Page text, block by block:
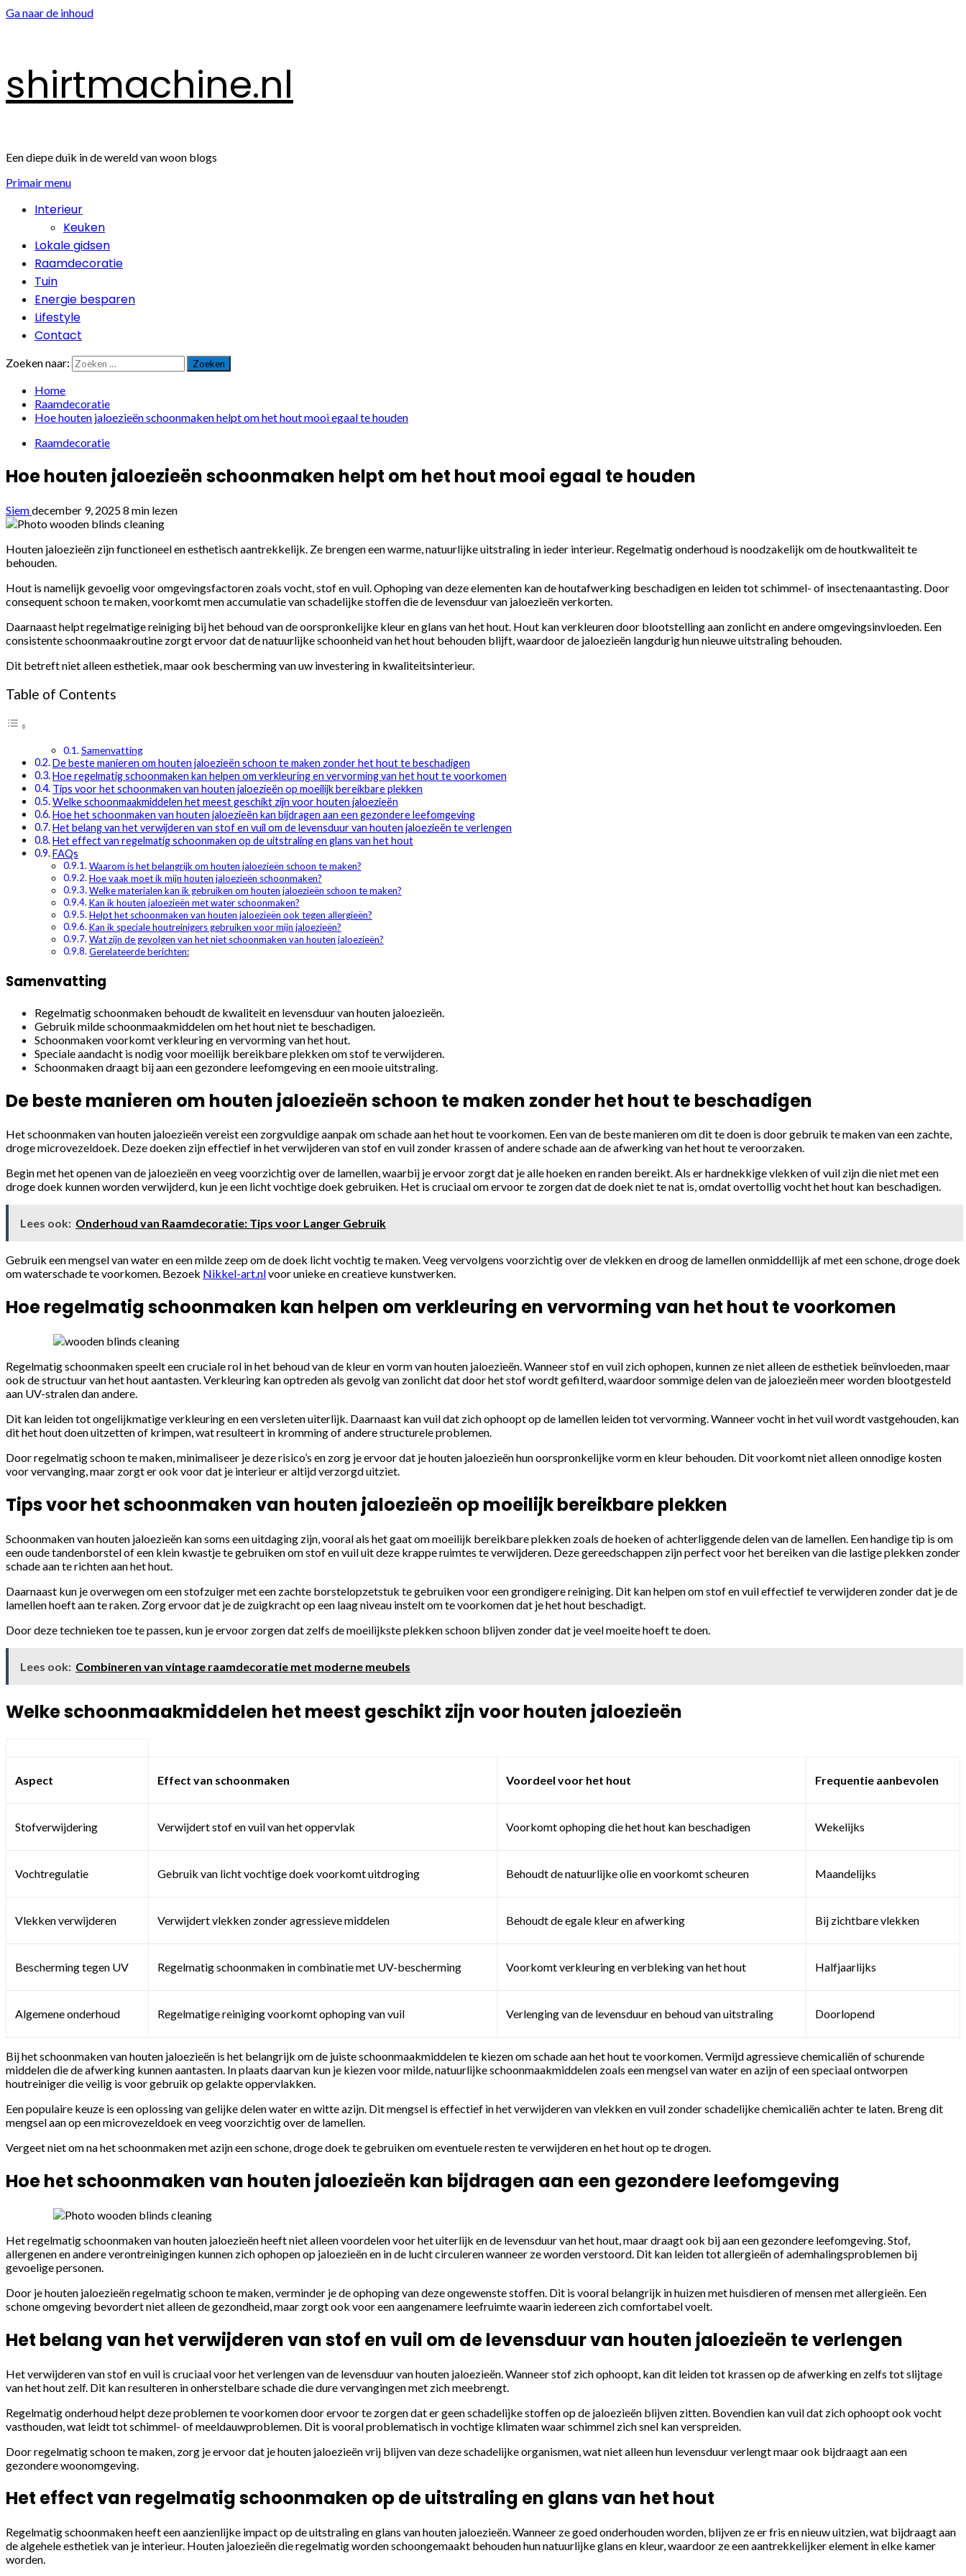
Ga naar de inhoud
shirtmachine.nl
Een diepe duik in de wereld van woon blogs
Primair menu
Interieur
Keuken
Lokale gidsen
Raamdecoratie
Tuin
Energie besparen
Lifestyle
Contact
Zoeken naar:
Home
Raamdecoratie
Hoe houten jaloezieën schoonmaken helpt om het hout mooi egaal te houden
Raamdecoratie
Hoe houten jaloezieën schoonmaken helpt om het hout mooi egaal te houden
Siemdecember 9, 20258 min lezen
Houten jaloezieën zijn functioneel en esthetisch aantrekkelijk. Ze brengen een warme, natuurlijke uitstraling in ieder interieur. Regelmatig onderhoud is noodzakelijk om de houtkwaliteit te
behouden.
Hout is namelijk gevoelig voor omgevingsfactoren zoals vocht, stof en vuil. Ophoping van deze elementen kan de houtafwerking beschadigen en leiden tot schimmel- of insectenaantasting. Door
consequent schoon te maken, voorkomt men accumulatie van schadelijke stoffen die de levensduur van jaloezieën verkorten.
Daarnaast helpt regelmatige reiniging bij het behoud van de oorspronkelijke kleur en glans van het hout. Hout kan verkleuren door blootstelling aan zonlicht en andere omgevingsinvloeden. Een
consistente schoonmaakroutine zorgt ervoor dat de natuurlijke schoonheid van het hout behouden blijft, waardoor de jaloezieën langdurig hun nieuwe uitstraling behouden.
Dit betreft niet alleen esthetiek, maar ook bescherming van uw investering in kwaliteitsinterieur.
Table of Contents
Samenvatting
De beste manieren om houten jaloezieën schoon te maken zonder het hout te beschadigen
Hoe regelmatig schoonmaken kan helpen om verkleuring en vervorming van het hout te voorkomen
Tips voor het schoonmaken van houten jaloezieën op moeilijk bereikbare plekken
Welke schoonmaakmiddelen het meest geschikt zijn voor houten jaloezieën
Hoe het schoonmaken van houten jaloezieën kan bijdragen aan een gezondere leefomgeving
Het belang van het verwijderen van stof en vuil om de levensduur van houten jaloezieën te verlengen
Het effect van regelmatig schoonmaken op de uitstraling en glans van het hout
FAQs
Waarom is het belangrijk om houten jaloezieën schoon te maken?
Hoe vaak moet ik mijn houten jaloezieën schoonmaken?
Welke materialen kan ik gebruiken om houten jaloezieën schoon te maken?
Kan ik houten jaloezieën met water schoonmaken?
Helpt het schoonmaken van houten jaloezieën ook tegen allergieën?
Kan ik speciale houtreinigers gebruiken voor mijn jaloezieën?
Wat zijn de gevolgen van het niet schoonmaken van houten jaloezieën?
Gerelateerde berichten:
Samenvatting
Regelmatig schoonmaken behoudt de kwaliteit en levensduur van houten jaloezieën.
Gebruik milde schoonmaakmiddelen om het hout niet te beschadigen.
Schoonmaken voorkomt verkleuring en vervorming van het hout.
Speciale aandacht is nodig voor moeilijk bereikbare plekken om stof te verwijderen.
Schoonmaken draagt bij aan een gezondere leefomgeving en een mooie uitstraling.
De beste manieren om houten jaloezieën schoon te maken zonder het hout te beschadigen
Het schoonmaken van houten jaloezieën vereist een zorgvuldige aanpak om schade aan het hout te voorkomen. Een van de beste manieren om dit te doen is door gebruik te maken van een zachte,
droge microvezeldoek. Deze doeken zijn effectief in het verwijderen van stof en vuil zonder krassen of andere schade aan de afwerking van het hout te veroorzaken.
Begin met het openen van de jaloezieën en veeg voorzichtig over de lamellen, waarbij je ervoor zorgt dat je alle hoeken en randen bereikt. Als er hardnekkige vlekken of vuil zijn die niet met een
droge doek kunnen worden verwijderd, kun je een licht vochtige doek gebruiken. Het is cruciaal om ervoor te zorgen dat de doek niet te nat is, omdat overtollig vocht het hout kan beschadigen.
Lees ook: Onderhoud van Raamdecoratie: Tips voor Langer Gebruik
Gebruik een mengsel van water en een milde zeep om de doek licht vochtig te maken. Veeg vervolgens voorzichtig over de vlekken en droog de lamellen onmiddellijk af met een schone, droge doek
om waterschade te voorkomen. Bezoek Nikkel-art.nlvoor unieke en creatieve kunstwerken.
Hoe regelmatig schoonmaken kan helpen om verkleuring en vervorming van het hout te voorkomen
Regelmatig schoonmaken speelt een cruciale rol in het behoud van de kleur en vorm van houten jaloezieën. Wanneer stof en vuil zich ophopen, kunnen ze niet alleen de esthetiek beïnvloeden, maar
ook de structuur van het hout aantasten. Verkleuring kan optreden als gevolg van zonlicht dat door het stof wordt gefilterd, waardoor sommige delen van de jaloezieën meer worden blootgesteld
aan UV-stralen dan andere.
Dit kan leiden tot ongelijkmatige verkleuring en een versleten uiterlijk. Daarnaast kan vuil dat zich ophoopt op de lamellen leiden tot vervorming. Wanneer vocht in het vuil wordt vastgehouden, kan
dit het hout doen uitzetten of krimpen, wat resulteert in kromming of andere structurele problemen.
Door regelmatig schoon te maken, minimaliseer je deze risico’s en zorg je ervoor dat je houten jaloezieën hun oorspronkelijke vorm en kleur behouden. Dit voorkomt niet alleen onnodige kosten
voor vervanging, maar zorgt er ook voor dat je interieur er altijd verzorgd uitziet.
Tips voor het schoonmaken van houten jaloezieën op moeilijk bereikbare plekken
Schoonmaken van houten jaloezieën kan soms een uitdaging zijn, vooral als het gaat om moeilijk bereikbare plekken zoals de hoeken of achterliggende delen van de lamellen. Een handige tip is om
een oude tandenborstel of een klein kwastje te gebruiken om stof en vuil uit deze krappe ruimtes te verwijderen. Deze gereedschappen zijn perfect voor het bereiken van die lastige plekken zonder
schade aan te richten aan het hout.
Daarnaast kun je overwegen om een stofzuiger met een zachte borstelopzetstuk te gebruiken voor een grondigere reiniging. Dit kan helpen om stof en vuil effectief te verwijderen zonder dat je de
lamellen hoeft aan te raken. Zorg ervoor dat je de zuigkracht op een laag niveau instelt om te voorkomen dat je het hout beschadigt.
Door deze technieken toe te passen, kun je ervoor zorgen dat zelfs de moeilijkste plekken schoon blijven zonder dat je veel moeite hoeft te doen.
Lees ook: Combineren van vintage raamdecoratie met moderne meubels
Welke schoonmaakmiddelen het meest geschikt zijn voor houten jaloezieën
Aspect Effect van schoonmaken Voordeel voor het hout Frequentie aanbevolen
Stofverwijdering Verwijdert stof en vuil van het oppervlak Voorkomt ophoping die het hout kan beschadigen Wekelijks
Vochtregulatie Gebruik van licht vochtige doek voorkomt uitdroging Behoudt de natuurlijke olie en voorkomt scheuren Maandelijks
Vlekken verwijderen Verwijdert vlekken zonder agressieve middelen Behoudt de egale kleur en afwerking Bij zichtbare vlekken
Bescherming tegen UV Regelmatig schoonmaken in combinatie met UV-bescherming Voorkomt verkleuring en verbleking van het hout Halfjaarlijks
Algemene onderhoud Regelmatige reiniging voorkomt ophoping van vuil Verlenging van de levensduur en behoud van uitstraling Doorlopend
Bij het schoonmaken van houten jaloezieën is het belangrijk om de juiste schoonmaakmiddelen te kiezen om schade aan het hout te voorkomen. Vermijd agressieve chemicaliën of schurende
middelen die de afwerking kunnen aantasten. In plaats daarvan kun je kiezen voor milde, natuurlijke schoonmaakmiddelen zoals een mengsel van water en azijn of een speciaal ontworpen
houtreiniger die veilig is voor gebruik op gelakte oppervlakken.
Een populaire keuze is een oplossing van gelijke delen water en witte azijn. Dit mengsel is effectief in het verwijderen van vlekken en vuil zonder schadelijke chemicaliën achter te laten. Breng dit
mengsel aan op een microvezeldoek en veeg voorzichtig over de lamellen.
Vergeet niet om na het schoonmaken met azijn een schone, droge doek te gebruiken om eventuele resten te verwijderen en het hout op te drogen.
Hoe het schoonmaken van houten jaloezieën kan bijdragen aan een gezondere leefomgeving
Het regelmatig schoonmaken van houten jaloezieën heeft niet alleen voordelen voor het uiterlijk en de levensduur van het hout, maar draagt ook bij aan een gezondere leefomgeving. Stof,
allergenen en andere verontreinigingen kunnen zich ophopen op jaloezieën en in de lucht circuleren wanneer ze worden verstoord. Dit kan leiden tot allergieën of ademhalingsproblemen bij
gevoelige personen.
Door je houten jaloezieën regelmatig schoon te maken, verminder je de ophoping van deze ongewenste stoffen. Dit is vooral belangrijk in huizen met huisdieren of mensen met allergieën. Een
schone omgeving bevordert niet alleen de gezondheid, maar zorgt ook voor een aangenamere leefruimte waarin iedereen zich comfortabel voelt.
Het belang van het verwijderen van stof en vuil om de levensduur van houten jaloezieën te verlengen
Het verwijderen van stof en vuil is cruciaal voor het verlengen van de levensduur van houten jaloezieën. Wanneer stof zich ophoopt, kan dit leiden tot krassen op de afwerking en zelfs tot slijtage
van het hout zelf. Dit kan resulteren in onherstelbare schade die dure vervangingen met zich meebrengt.
Regelmatig onderhoud helpt deze problemen te voorkomen door ervoor te zorgen dat er geen schadelijke stoffen op de jaloezieën blijven zitten. Bovendien kan vuil dat zich ophoopt ook vocht
vasthouden, wat leidt tot schimmel- of meeldauwproblemen. Dit is vooral problematisch in vochtige klimaten waar schimmel zich snel kan verspreiden.
Door regelmatig schoon te maken, zorg je ervoor dat je houten jaloezieën vrij blijven van deze schadelijke organismen, wat niet alleen hun levensduur verlengt maar ook bijdraagt aan een
gezondere woonomgeving.
Het effect van regelmatig schoonmaken op de uitstraling en glans van het hout
Regelmatig schoonmaken heeft een aanzienlijke impact op de uitstraling en glans van houten jaloezieën. Wanneer ze goed onderhouden worden, blijven ze er fris en nieuw uitzien, wat bijdraagt aan
de algehele esthetiek van je interieur. Houten jaloezieën die regelmatig worden schoongemaakt behouden hun natuurlijke glans en kleur, waardoor ze een aantrekkelijker element in elke kamer
worden.